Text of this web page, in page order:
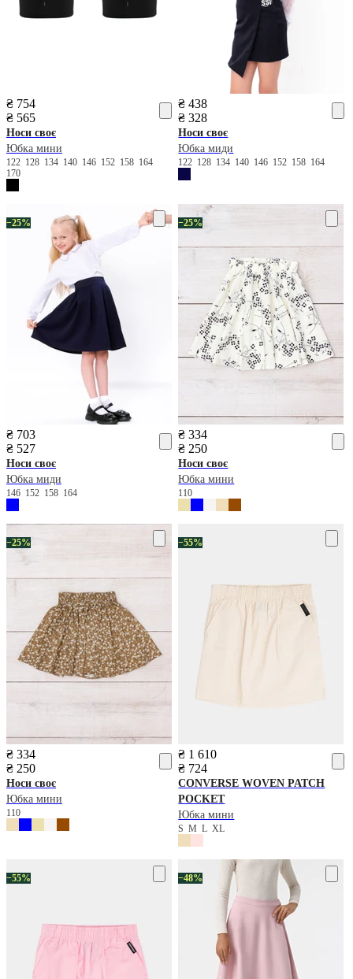
₴ 754
₴ 565
Носи своє
Юбка мини
122 128 134 140 146 152 158 164
170
₴ 438
₴ 328
Носи своє
Юбка миди
122 128 134 140 146 152 158 164
−25%
₴ 703
₴ 527
Носи своє
Юбка миди
146 152 158 164
−25%
₴ 334
₴ 250
Носи своє
Юбка мини
110
−25%
₴ 334
₴ 250
Носи своє
Юбка мини
110
−55%
₴ 1 610
₴ 724
CONVERSE WOVEN PATCH
POCKET
Юбка мини
SMLXL
−55% −48%